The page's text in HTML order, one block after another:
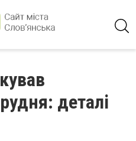
деталі